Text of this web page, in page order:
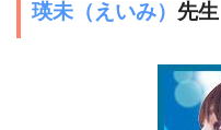
瑛未（えいみ） 先生